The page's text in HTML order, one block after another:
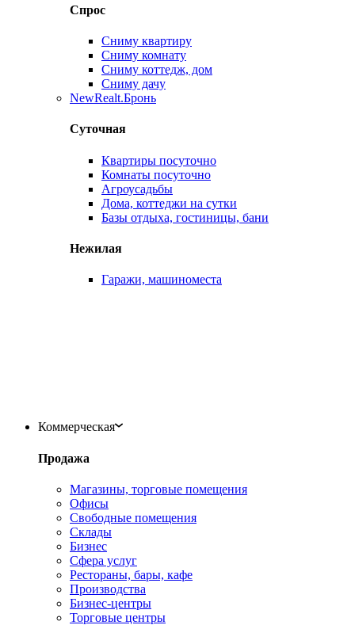
Спрос
Сниму квартиру
Сниму комнату
Сниму коттедж, дом
Сниму дачу
NewRealt.Бронь
Суточная
Квартиры посуточно
Комнаты посуточно
Агроусадьбы
Дома, коттеджи на сутки
Базы отдыха, гостиницы, бани
Нежилая
Гаражи, машиноместа
Коммерческая
Продажа
Магазины, торговые помещения
Офисы
Свободные помещения
Склады
Бизнес
Сфера услуг
Рестораны, бары, кафе
Производства
Бизнес-центры
Торговые центры